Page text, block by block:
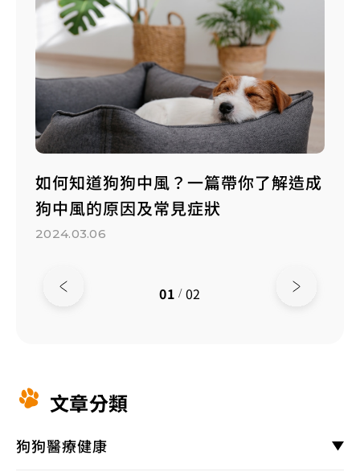
如何知道狗狗中風？一篇帶你了解造成
狗中風的原因及常見症狀
2024.03.06
01 / 02
文章分類
狗狗醫療健康